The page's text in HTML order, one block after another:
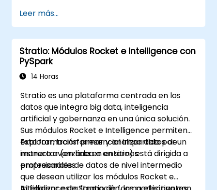
para el análisis de grandes datos
mediante PySpark.
Leer más...
Stratio: Módulos Rocket e Intelligence con
PySpark
14 Horas
Stratio es una plataforma centrada en los
datos que integra big data, inteligencia
artificial y gobernanza en una única solución.
Sus módulos Rocket e Intelligence permiten
explorar, transformar y analizar datos de
manera avanzada en entornos
empresariales.
Esta formación presencial impartida por un
instructor (en línea o en sitio) está dirigida a
profesionales de datos de nivel intermedio
que desean utilizar los módulos Rocket e